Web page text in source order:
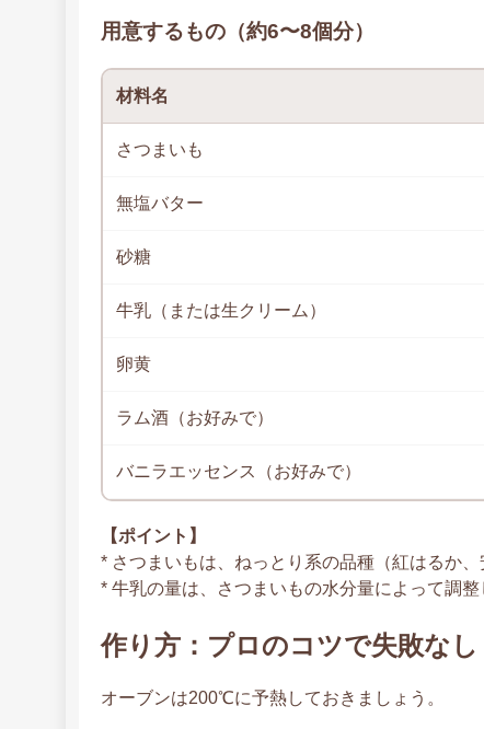
用意するもの（約6〜8個分）
材料名
さつまいも
無塩バター
砂糖
牛乳（または生クリーム）
卵黄
ラム酒（お好みで）
バニラエッセンス（お好みで）
【ポイント】
* さつまいもは、ねっとり系の品種（紅はるか
* 牛乳の量は、さつまいもの水分量によって調
作り方：プロのコツで失敗なし
オーブンは200℃に予熱しておきましょう。